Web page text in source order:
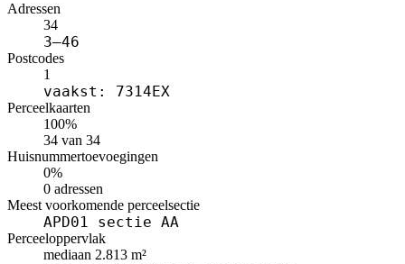
Adressen
34
3–46
Postcodes
1
vaakst: 7314EX
Perceelkaarten
100%
34 van 34
Huisnummertoevoegingen
0%
0 adressen
Meest voorkomende perceelsectie
APD01 sectie AA
Perceeloppervlak
mediaan 2.813 m²